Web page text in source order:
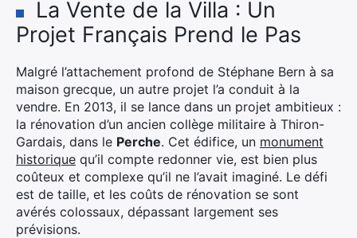
La Vente de la Villa : Un
Projet Français Prend le Pas
Malgré l’attachement profond de Stéphane Bern à sa
maison grecque, un autre projet l’a conduit à la
vendre. En 2013, il se lance dans un projet ambitieux :
la rénovation d’un ancien collège militaire à Thiron-
Gardais, dans le Perche. Cet édifice, un monument
historique qu’il compte redonner vie, est bien plus
coûteux et complexe qu’il ne l’avait imaginé. Le défi
est de taille, et les coûts de rénovation se sont
avérés colossaux, dépassant largement ses
prévisions.